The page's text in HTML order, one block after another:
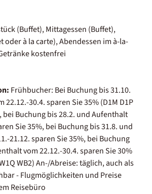
(Buffet), Mittagessen (Buffet),
oder à la carte), Abendessen im à-la-
kostenfrei
Frühbucher: Bei Buchung bis 31.10.
30.4. sparen Sie 35% (D1M D1P
bei Buchung bis 28.2. und Aufenthalt
Sie 35%, bei Buchung bis 31.8. und
21.12. sparen Sie 35%, bei Buchung
vom 22.12.-30.4. sparen Sie 30%
WB2) An-/Abreise: täglich, auch als
- Flugmöglichkeiten und Preise
Reisebüro